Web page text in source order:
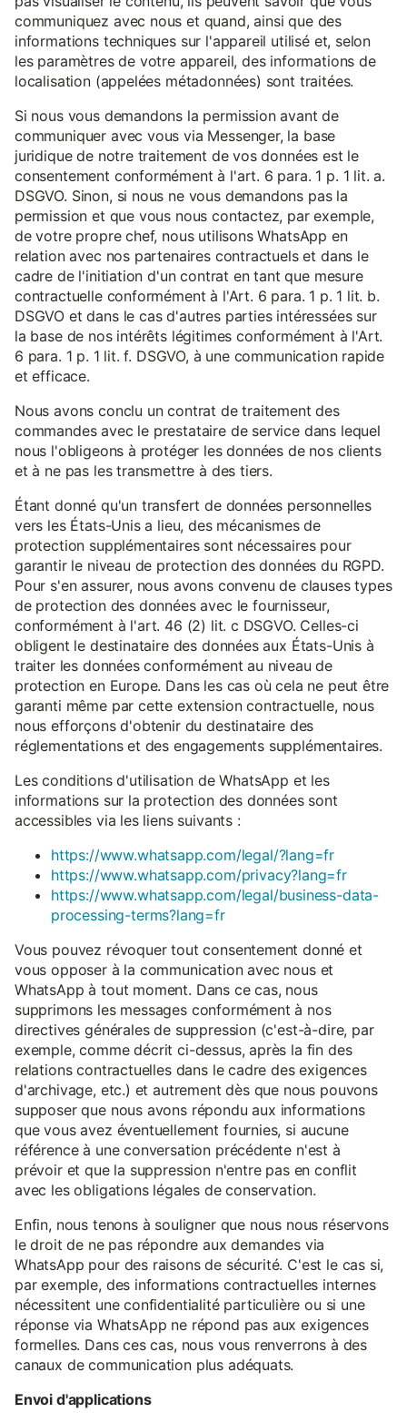
communiquez avec nous et quand, ainsi que des
informations techniques sur l'appareil utilisé et, selon
les paramètres de votre appareil, des informations de
localisation (appelées métadonnées) sont traitées.
Si nous vous demandons la permission avant de
communiquer avec vous via Messenger, la base
juridique de notre traitement de vos données est le
consentement conformément à l'art. 6 para. 1 p. 1 lit. a.
DSGVO. Sinon, si nous ne vous demandons pas la
permission et que vous nous contactez, par exemple,
de votre propre chef, nous utilisons WhatsApp en
relation avec nos partenaires contractuels et dans le
cadre de l'initiation d'un contrat en tant que mesure
contractuelle conformément à l'Art. 6 para. 1 p. 1 lit. b.
DSGVO et dans le cas d'autres parties intéressées sur
la base de nos intérêts légitimes conformément à l'Art.
6 para. 1 p. 1 lit. f. DSGVO, à une communication rapide
et efficace.
Nous avons conclu un contrat de traitement des
commandes avec le prestataire de service dans lequel
nous l'obligeons à protéger les données de nos clients
et à ne pas les transmettre à des tiers.
Étant donné qu'un transfert de données personnelles
vers les États-Unis a lieu, des mécanismes de
protection supplémentaires sont nécessaires pour
garantir le niveau de protection des données du RGPD.
Pour s'en assurer, nous avons convenu de clauses types
de protection des données avec le fournisseur,
conformément à l'art. 46 (2) lit. c DSGVO. Celles-ci
obligent le destinataire des données aux États-Unis à
traiter les données conformément au niveau de
protection en Europe. Dans les cas où cela ne peut être
garanti même par cette extension contractuelle, nous
nous efforçons d'obtenir du destinataire des
réglementations et des engagements supplémentaires.
Les conditions d'utilisation de WhatsApp et les
informations sur la protection des données sont
accessibles via les liens suivants :
https://www.whatsapp.com/legal/?lang=fr
https://www.whatsapp.com/privacy?lang=fr
https://www.whatsapp.com/legal/business-data-
processing-terms?lang=fr
Vous pouvez révoquer tout consentement donné et
vous opposer à la communication avec nous et
WhatsApp à tout moment. Dans ce cas, nous
supprimons les messages conformément à nos
directives générales de suppression (c'est-à-dire, par
exemple, comme décrit ci-dessus, après la fin des
relations contractuelles dans le cadre des exigences
d'archivage, etc.) et autrement dès que nous pouvons
supposer que nous avons répondu aux informations
que vous avez éventuellement fournies, si aucune
référence à une conversation précédente n'est à
prévoir et que la suppression n'entre pas en conflit
avec les obligations légales de conservation.
Enfin, nous tenons à souligner que nous nous réservons
le droit de ne pas répondre aux demandes via
WhatsApp pour des raisons de sécurité. C'est le cas si,
par exemple, des informations contractuelles internes
nécessitent une confidentialité particulière ou si une
réponse via WhatsApp ne répond pas aux exigences
formelles. Dans ces cas, nous vous renverrons à des
canaux de communication plus adéquats.
Envoi d'applications